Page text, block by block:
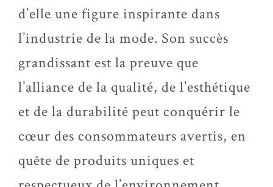
d’elle une figure inspirante dans
l’industrie de la mode. Son succès
grandissant est la preuve que
l’alliance de la qualité, de l’esthétique
et de la durabilité peut conquérir le
cœur des consommateurs avertis, en
quête de produits uniques et